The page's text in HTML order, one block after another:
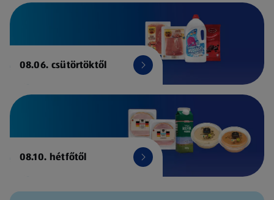
08.06. csütörtöktől
08.10. hétfőtől